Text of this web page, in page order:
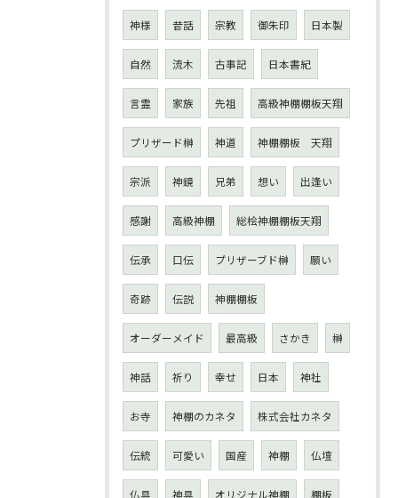
神様 昔話 宗教 御朱印 日本製
自然 流木 古事記 日本書紀
言霊 家族 先祖 高級神棚棚板天翔
プリザード榊 神道 神棚棚板 天翔
宗派 神鏡 兄弟 想い 出逢い
感謝 高級神棚 総桧神棚棚板天翔
伝承 口伝 プリザーブド榊 願い
奇跡 伝説 神棚棚板
オーダーメイド 最高級 さかき 榊
神話 祈り 幸せ 日本 神社
お寺 神棚のカネタ 株式会社カネタ
伝統 可愛い 国産 神棚 仏壇
仏具 神具 オリジナル神棚 棚板